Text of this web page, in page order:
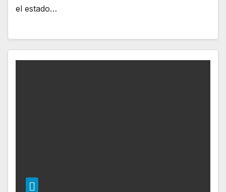
el estado…